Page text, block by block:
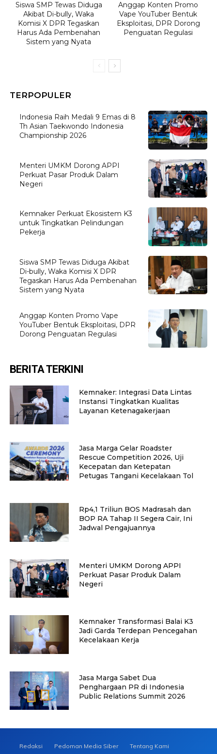
Siswa SMP Tewas Diduga
Akibat Di-bully, Waka
Komisi X DPR Tegaskan
Harus Ada Pembenahan
Sistem yang Nyata
Anggap Konten Promo
Vape YouTuber Bentuk
Eksploitasi, DPR Dorong
Penguatan Regulasi
TERPOPULER
Indonesia Raih Medali 9 Emas di 8
Th Asian Taekwondo Indonesia
Championship 2026
Menteri UMKM Dorong APPI
Perkuat Pasar Produk Dalam
Negeri
Kemnaker Perkuat Ekosistem K3
untuk Tingkatkan Pelindungan
Pekerja
Siswa SMP Tewas Diduga Akibat
Di-bully, Waka Komisi X DPR
Tegaskan Harus Ada Pembenahan
Sistem yang Nyata
Anggap Konten Promo Vape
YouTuber Bentuk Eksploitasi, DPR
Dorong Penguatan Regulasi
BERITA TERKINI
Kemnaker: Integrasi Data Lintas
Instansi Tingkatkan Kualitas
Layanan Ketenagakerjaan
Jasa Marga Gelar Roadster
Rescue Competition 2026, Uji
Kecepatan dan Ketepatan
Petugas Tangani Kecelakaan Tol
Rp4,1 Triliun BOS Madrasah dan
BOP RA Tahap II Segera Cair, Ini
Jadwal Pengajuannya
Menteri UMKM Dorong APPI
Perkuat Pasar Produk Dalam
Negeri
Kemnaker Transformasi Balai K3
Jadi Garda Terdepan Pencegahan
Kecelakaan Kerja
Jasa Marga Sabet Dua
Penghargaan PR di Indonesia
Public Relations Summit 2026
Redaksi Pedoman Media Siber Tentang Kami